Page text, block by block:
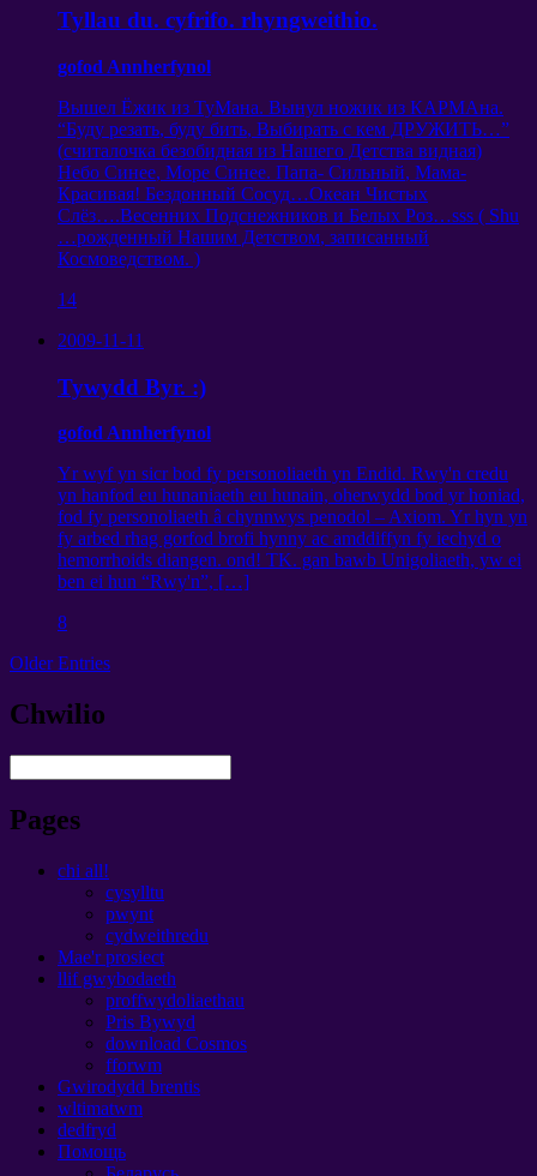
Tyllau du. cyfrifo. rhyngweithio.
gofod Annherfynol
Вышел Ёжик из ТуМана. Вынул ножик из КАРМАна.
“Буду резать, буду бить, Выбирать с кем ДРУЖИТЬ…”
(считалочка безобидная из Нашего Детства видная)
Небо Синее, Море Синее. Папа- Сильный, Мама-
Красивая! Бездонный Сосуд…Океан Чистых
Слёз….Весенних Подснежников и Белых Роз…sss ( Shu
…рожденный Нашим Детством, записанный
Космоведством. )
14
2009-11-11
Tywydd Byr. :)
gofod Annherfynol
Yr wyf yn sicr bod fy personoliaeth yn Endid. Rwy'n credu
yn hanfod eu hunaniaeth eu hunain, oherwydd bod yr honiad,
fod fy personoliaeth â chynnwys penodol – Axiom. Yr hyn yn
fy arbed rhag gorfod brofi hynny ac amddiffyn fy iechyd o
hemorrhoids diangen. ond! TK. gan bawb Unigoliaeth, yw ei
ben ei hun “Rwy'n”, […]
8
Older Entries
Chwilio
Pages
chi all!
cysylltu
pwynt
cydweithredu
Mae'r prosiect
llif gwybodaeth
proffwydoliaethau
Pris Bywyd
download Cosmos
fforwm
Gwirodydd brentis
wltimatwm
dedfryd
Помощь